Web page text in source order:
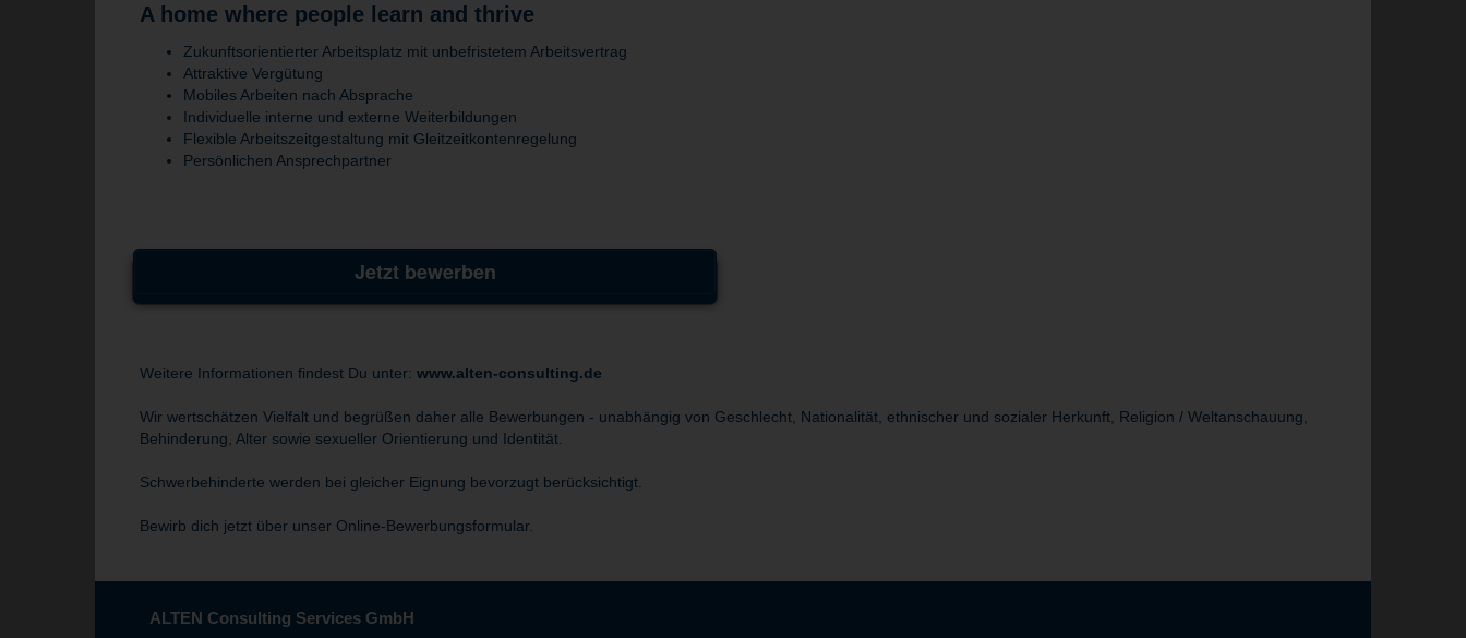
A home where people learn and thrive
Zukunftsorientierter Arbeitsplatz mit unbefristetem Arbeitsvertrag
Attraktive Vergütung
Mobiles Arbeiten nach Absprache
Individuelle interne und externe Weiterbildungen
Flexible Arbeitszeitgestaltung mit Gleitzeitkontenregelung
Persönlichen Ansprechpartner
Jetzt bewerben
Weitere Informationen findest Du unter: www.alten-consulting.de
Wir wertschätzen Vielfalt und begrüßen daher alle Bewerbungen - unabhängig von Geschlecht, Nationalität, ethnischer und sozialer Herkunft, Religion / Weltanschauung,
Behinderung, Alter sowie sexueller Orientierung und Identität.
Schwerbehinderte werden bei gleicher Eignung bevorzugt berücksichtigt.
Bewirb dich jetzt über unser Online-Bewerbungsformular.
ALTEN Consulting Services GmbH